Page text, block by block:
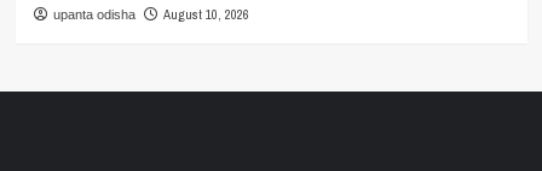
upanta odisha August 10, 2026